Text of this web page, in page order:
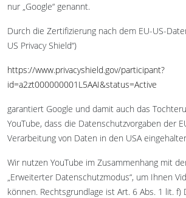
nur „Google“ genannt.
Durch die Zertifizierung nach dem EU-US-
US Privacy Shield“)
https://www.privacyshield.gov/participant?
id=a2zt000000001L5AAI&status=Active
garantiert Google und damit auch das
YouTube, dass die Datenschutzvorgaben der
Verarbeitung von Daten in den USA
Wir nutzen YouTube im Zusammenhang mit
„Erweiterter Datenschutzmodus“, um Ihnen
können. Rechtsgrundlage ist Art. 6 Abs. 1 lit. f)